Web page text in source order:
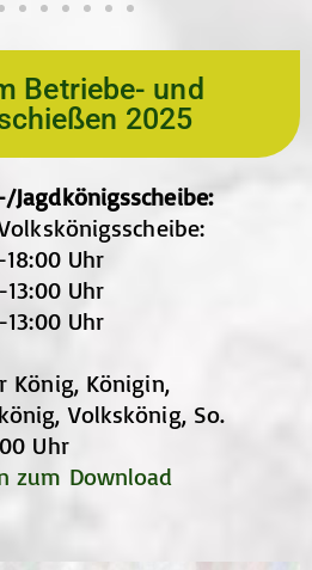
Betriebe- und
2025
Jagdkönigsscheibe:
18:00 Uhr
13:00 Uhr
13:00 Uhr
König, Königin,
Volkskönig, So.
Uhr
zum Download